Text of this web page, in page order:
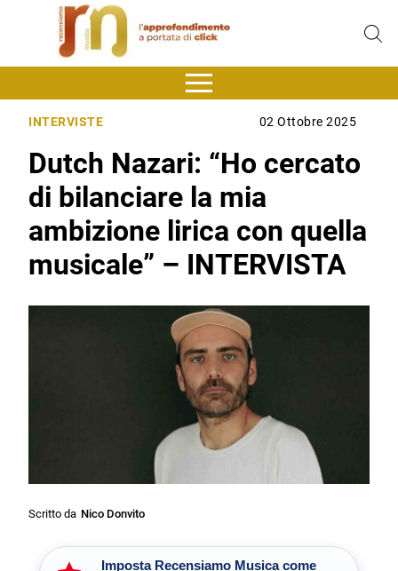
INTERVISTE 02 Ottobre 2025
Dutch Nazari: “Ho cercato
di bilanciare la mia
ambizione lirica con quella
musicale” – INTERVISTA
Scritto da Nico Donvito
Imposta Recensiamo Musica come